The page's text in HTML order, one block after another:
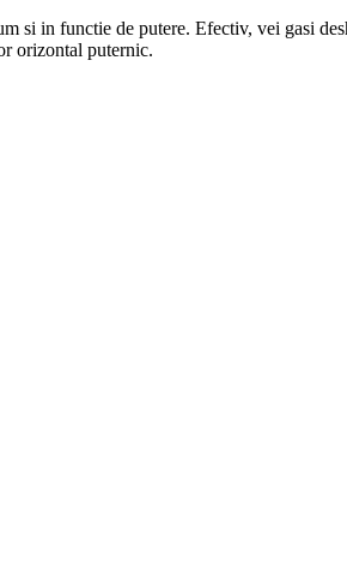
si in functie de putere. Efectiv, vei gasi
orizontal puternic.